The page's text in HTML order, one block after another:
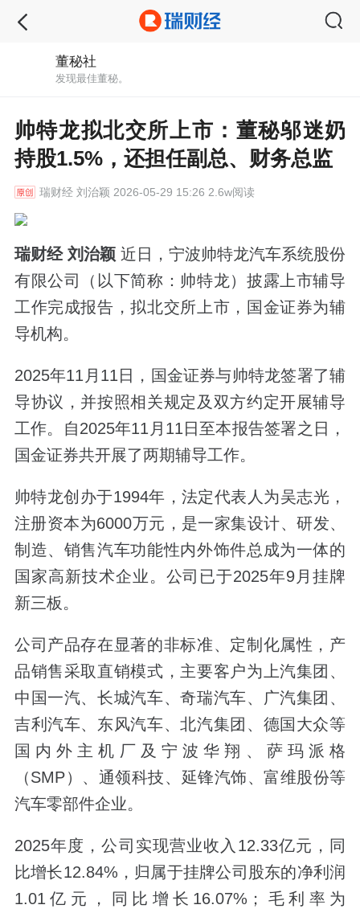
董秘社
发现最佳董秘。
帅特龙拟北交所上市：董秘邬迷奶
持股1.5%，还担任副总、财务总监
瑞财经刘治颖 2026-05-29 15:26 2.6w阅读
瑞财经 刘治颖 近日，宁波帅特龙汽车系统股份
有限公司（以下简称：帅特龙）披露上市辅导
工作完成报告，拟北交所上市，国金证券为辅
导机构。
2025年11月11日，国金证券与帅特龙签署了辅
导协议，并按照相关规定及双方约定开展辅导
工作。自2025年11月11日至本报告签署之日，
国金证券共开展了两期辅导工作。
帅特龙创办于1994年，法定代表人为吴志光，
注册资本为6000万元，是一家集设计、研发、
制造、销售汽车功能性内外饰件总成为一体的
国家高新技术企业。公司已于2025年9月挂牌
新三板。
公司产品存在显著的非标准、定制化属性，产
品销售采取直销模式，主要客户为上汽集团、
中国一汽、长城汽车、奇瑞汽车、广汽集团、
吉利汽车、东风汽车、北汽集团、德国大众等
国内外主机厂及宁波华翔、萨玛派格
（SMP）、通领科技、延锋汽饰、富维股份等
汽车零部件企业。
2025年度，公司实现营业收入12.33亿元，同
比增长12.84%，归属于挂牌公司股东的净利润
1.01亿元，同比增长16.07%；毛利率为